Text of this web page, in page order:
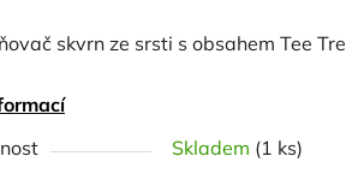
skvrn ze srsti s obsahem Tee
Skladem (1 ks)